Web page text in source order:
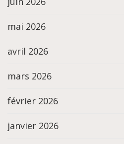
mai 2026
avril 2026
mars 2026
février 2026
janvier 2026